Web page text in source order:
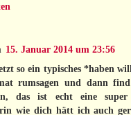
15. Januar 2014 um 23:56
so ein typisches *haben
rumsagen und dann
das ist echt eine
wie dich hätt ich auch